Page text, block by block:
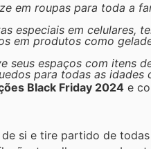
em roupas para toda a
especiais em celulares,
em produtos como
seus espaços com itens
para todas as
Black Friday 2024 e
si e tire partido de